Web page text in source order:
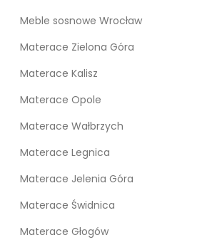
Meble sosnowe Wrocław
Materace Zielona Góra
Materace Kalisz
Materace Opole
Materace Wałbrzych
Materace Legnica
Materace Jelenia Góra
Materace Świdnica
Materace Głogów